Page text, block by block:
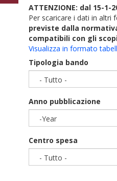
ATTENZIONE: dal 15-
Per scaricare i dati in altri
previste dalla
compatibili con gli
Visualizza in formato
Tipologia bando
- Tutto -
Anno pubblicazione
-Year
Centro spesa
- Tutto -